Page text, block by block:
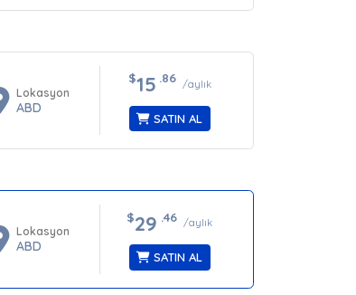
Lokasyon
ABD
$15 .86 /aylık
SATIN AL
Lokasyon
ABD
$29 .46 /aylık
SATIN AL